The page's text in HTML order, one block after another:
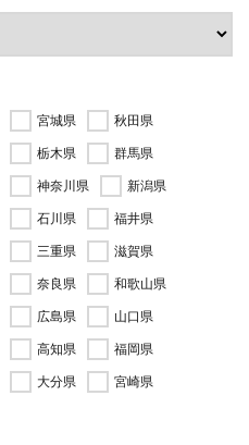
宮城県
秋田県
栃木県
群馬県
神奈川県
新潟県
石川県
福井県
三重県
滋賀県
奈良県
和歌山県
広島県
山口県
高知県
福岡県
大分県
宮崎県